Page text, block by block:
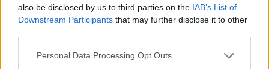
also be disclosed by us to third parties on the IAB’s List of
Downstream Participants that may further disclose it to other
Personal Data Processing Opt Outs
Några andra bra saker att packa ner är
hårborste. Då du inte hinner tvätta håret eller inte